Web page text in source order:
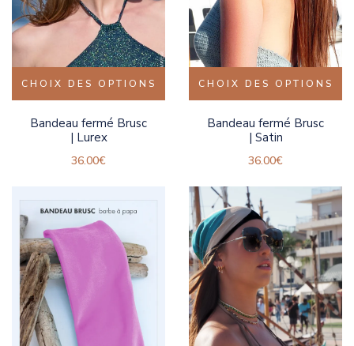
CHOIX DES OPTIONS
Bandeau fermé Brusc
| Lurex
36.00€
CHOIX DES OPTIONS
Bandeau fermé Brusc
| Satin
36.00€